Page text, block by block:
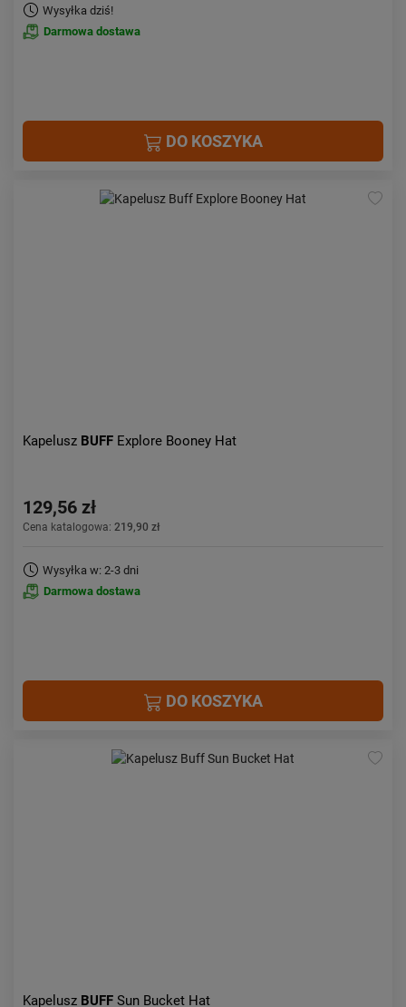
Wysyłka dziś!
Darmowa dostawa
DO KOSZYKA
Kapelusz BUFF Explore Booney Hat
129,56 zł
Cena katalogowa: 219,90 zł
Wysyłka w: 2-3 dni
Darmowa dostawa
DO KOSZYKA
Kapelusz BUFF Sun Bucket Hat